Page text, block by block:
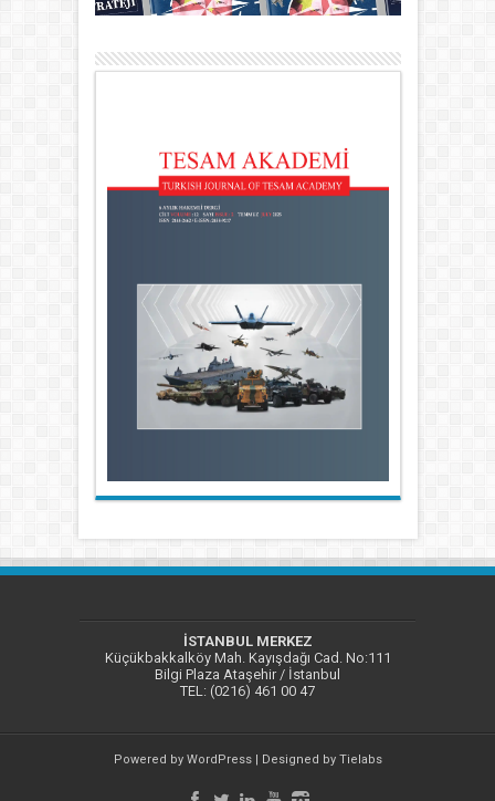
İSTANBUL MERKEZ
Küçükbakkalköy Mah. Kayışdağı Cad. No:111
Bilgi Plaza Ataşehir / İstanbul
TEL: (0216) 461 00 47
Powered by WordPress| Designed by Tielabs